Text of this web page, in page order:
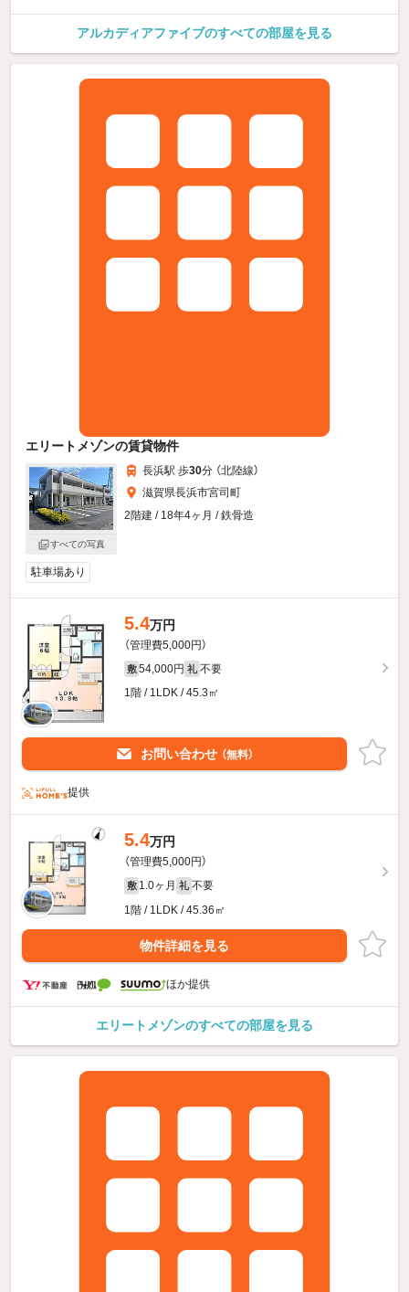
アルカディアファイブのすべての部屋を見る
エリートメゾンの賃貸物件
すべての写真
長浜駅 歩30分 （北陸線）
滋賀県長浜市宮司町
2階建 / 18年4ヶ月 / 鉄骨造
駐車場あり
5.4万円
（管理費5,000円）
敷 54,000円 礼 不要
1階 / 1LDK / 45.3㎡
お問い合わせ （無料）
提供
5.4万円
（管理費5,000円）
敷 1.0ヶ月 礼 不要
1階 / 1LDK / 45.36㎡
物件詳細を見る
ほか提供
エリートメゾンのすべての部屋を見る